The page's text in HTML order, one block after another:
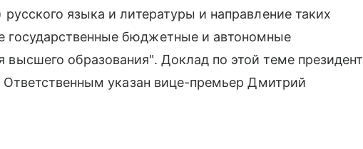
языка и литературы и направление таких
государственные бюджетные и автономные
высшего образования". Доклад по этой теме президент
Ответственным указан вице-премьер Дмитрий